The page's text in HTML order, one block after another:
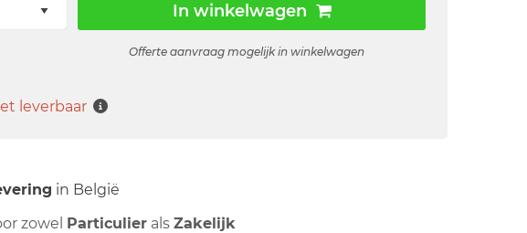
In winkelwagen
Offerte aanvraag mogelijk in winkelwagen
leverbaar
in België
zowel Particulier alsZakelijk